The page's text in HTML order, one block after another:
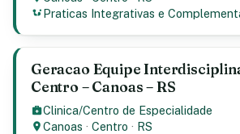
Praticas Integrativas e
Geracao Equipe
Centro – Canoas – RS
Clinica/Centro de Especialidade
Canoas ·Centro · RS